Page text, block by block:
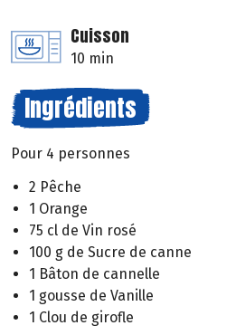
Cuisson
10 min
Ingrédients
Pour 4 personnes
2 Pêche
1 Orange
75 cl de Vin rosé
100 g de Sucre de canne
1 Bâton de cannelle
1 gousse de Vanille
1 Clou de girofle